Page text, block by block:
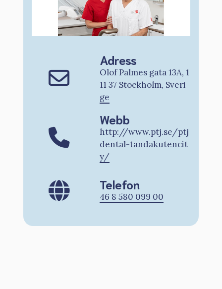
Adress
Olof Palmes gata 13A, 1
11 37 Stockholm, Sveri
ge
Webb
http://www.ptj.se/ptj
dental-tandakutencit
y/
Telefon
46 8 580 099 00